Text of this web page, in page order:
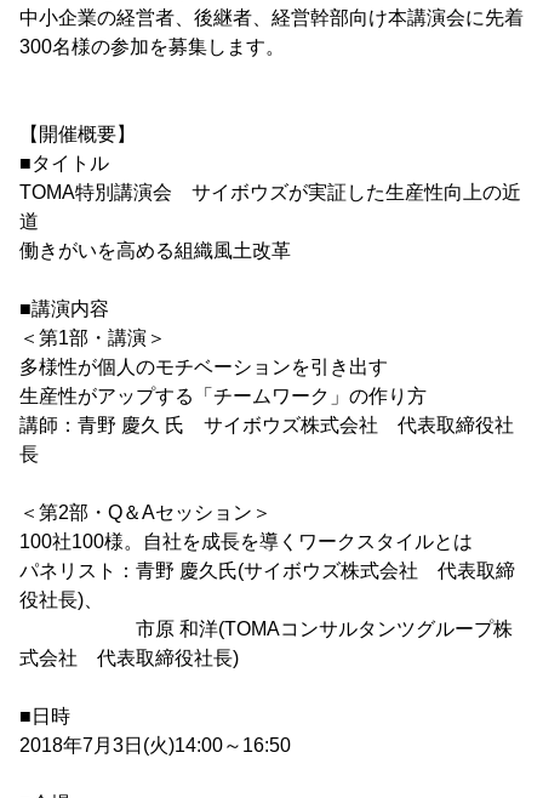
中小企業の経営者、後継者、経営幹部向け本講演会に先着
300名様の参加を募集します。
【開催概要】
■タイトル
TOMA特別講演会 サイボウズが実証した生産性向上の近
道
働きがいを高める組織風土改革
■講演内容
＜第1部・講演＞
多様性が個人のモチベーションを引き出す
生産性がアップする「チームワーク」の作り方
講師：青野 慶久 氏 サイボウズ株式会社 代表取締役社
長
＜第2部・Q＆Aセッション＞
100社100様。自社を成長を導くワークスタイルとは
パネリスト：青野 慶久氏(サイボウズ株式会社 代表取締
役社長)、
市原 和洋(TOMAコンサルタンツグループ株
式会社 代表取締役社長)
■日時
2018年7月3日(火)14:00～16:50